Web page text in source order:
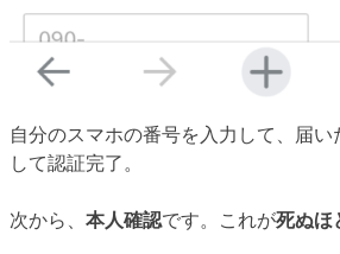
自分のスマホの番号を入力して、届い
して認証完了。
次から、 本人確認です。これが死ぬほ